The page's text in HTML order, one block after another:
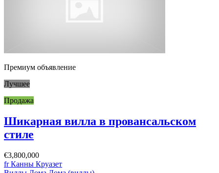
Премиум объявление
Лучшее
Продажа
Шикарная вилла в провансальском
стиле
€3,800,000
fr Канны Круазет